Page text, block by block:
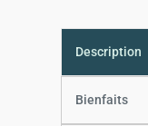
Bienfaits
Description